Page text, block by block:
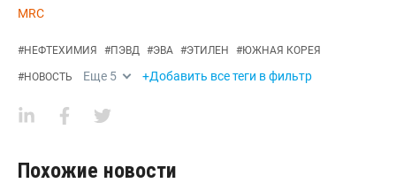
MRC
#НЕФТЕХИМИЯ #ПЭВД #ЭВА #ЭТИЛЕН #ЮЖНАЯ КОРЕЯ
#НОВОСТЬ Еще 5 +Добавить все теги в фильтр
Похожие новости